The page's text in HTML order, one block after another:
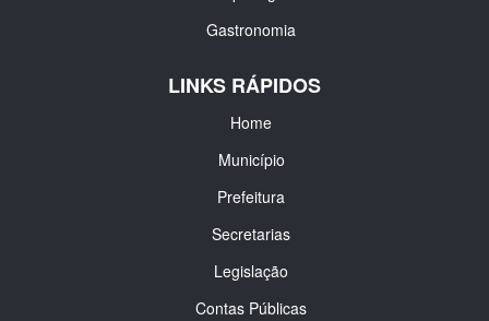
Gastronomia
LINKS RÁPIDOS
Home
Município
Prefeitura
Secretarias
Legislação
Contas Públicas